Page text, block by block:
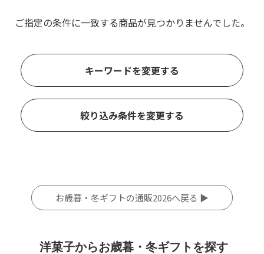
ご指定の条件に一致する商品が見つかりませんでした。
キーワードを変更する
絞り込み条件を変更する
お歳暮・冬ギフトの通販2026へ戻る ▶
洋菓子からお歳暮・冬ギフトを探す